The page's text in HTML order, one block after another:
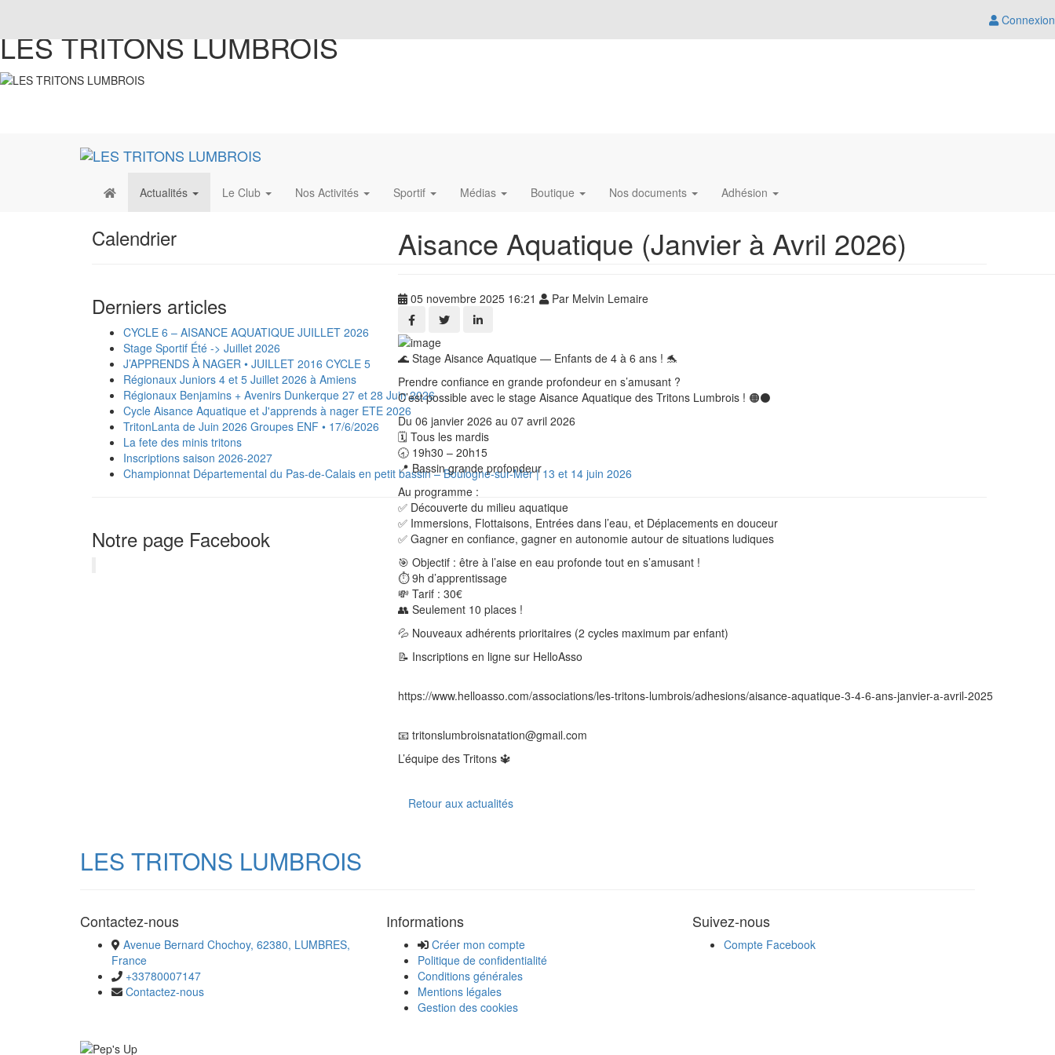
Connexion
LES TRITONS LUMBROIS
Actualités Le Club Nos Activités Sportif Médias Boutique Nos documents Adhésion
Calendrier
Derniers articles
CYCLE 6 – AISANCE AQUATIQUE JUILLET 2026
Stage Sportif Été -> Juillet 2026
J’APPRENDS À NAGER • JUILLET 2016 CYCLE 5
Régionaux Juniors 4 et 5 Juillet 2026 à Amiens
Régionaux Benjamins + Avenirs Dunkerque 27 et 28 Juin 2026
Cycle Aisance Aquatique et J'apprends à nager ETE 2026
TritonLanta de Juin 2026 Groupes ENF • 17/6/2026
La fete des minis tritons
Inscriptions saison 2026-2027
‍️Championnat Départemental du Pas-de-Calais en petit bassin – Boulogne-sur-Mer | 13 et 14 juin 2026
Notre page Facebook
Aisance Aquatique (Janvier à Avril 2026)
05 novembre 2025 16:21 Par Melvin Lemaire
🌊 Stage Aisance Aquatique — Enfants de 4 à 6 ans ! 🐬
Prendre confiance en grande profondeur en s’amusant ?
C’est possible avec le stage Aisance Aquatique des Tritons Lumbrois ! 🟠⚫️
Du 06 janvier 2026 au 07 avril 2026
🗓 Tous les mardis
🕣 19h30 – 20h15
📍 Bassin grande profondeur
Au programme :
✅ Découverte du milieu aquatique
✅ Immersions, Flottaisons, Entrées dans l’eau, et Déplacements en douceur
✅ Gagner en confiance, gagner en autonomie autour de situations ludiques
🎯 Objectif : être à l’aise en eau profonde tout en s’amusant !
⏱ 9h d’apprentissage
💸 Tarif : 30€
👥 Seulement 10 places !
💦 Nouveaux adhérents prioritaires (2 cycles maximum par enfant)
📝 Inscriptions en ligne sur HelloAsso
https://www.helloasso.com/associations/les-tritons-lumbrois/adhesions/aisance-aquatique-3-4-6-ans-janvier-a-avril-2025
📧 tritonslumbroisnatation@gmail.com
L’équipe des Tritons 🔱
Retour aux actualités
LES TRITONS LUMBROIS
Contactez-nous
Avenue Bernard Chochoy, 62380, LUMBRES,
France
+33780007147
Contactez-nous
Informations
Créer mon compte
Politique de confidentialité
Conditions générales
Mentions légales
Gestion des cookies
Suivez-nous
Compte Facebook